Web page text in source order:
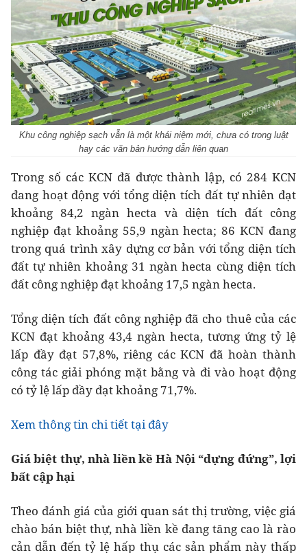
Khu công nghiệp sạch vẫn là một khái niệm mới, chưa có trong luật
hay các văn bản hướng dẫn liên quan
Trong số các KCN đã được thành lập, có 284 KCN
đang hoạt động với tổng diện tích đất tự nhiên đạt
khoảng 84,2 ngàn hecta và diện tích đất công
nghiệp đạt khoảng 55,9 ngàn hecta; 86 KCN đang
trong quá trình xây dựng cơ bản với tổng diện tích
đất tự nhiên khoảng 31 ngàn hecta cùng diện tích
đất công nghiệp đạt khoảng 17,5 ngàn hecta.
Tổng diện tích đất công nghiệp đã cho thuê của các
KCN đạt khoảng 43,4 ngàn hecta, tương ứng tỷ lệ
lấp đầy đạt 57,8%, riêng các KCN đã hoàn thành
công tác giải phóng mặt bằng và đi vào hoạt động
có tỷ lệ lấp đầy đạt khoảng 71,7%.
Xem thông tin chi tiết tại đây
Giá biệt thự, nhà liền kề Hà Nội “dựng đứng”, lợi
bất cập hại
Theo đánh giá của giới quan sát thị trường, việc giá
chào bán biệt thự, nhà liền kề đang tăng cao là rào
cản dẫn đến tỷ lệ hấp thụ các sản phẩm này thấp